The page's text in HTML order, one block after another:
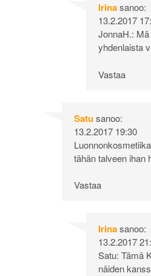
Irinasanoo:
13.2.2017
JonnaH.:
yhdenlaista
Vastaa
Satusanoo:
13.2.2017 19:30
tähän talveen ihan
Vastaa
Irinasanoo:
13.2.2017
Satu: Tämä
näiden